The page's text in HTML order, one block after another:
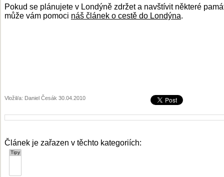
Pokud se plánujete v Londýně zdržet a navštívit některé
může vám pomoci náš článek o cestě do Londýna.
Vložil/a: Daniel Česák 30.04.2010
Článek je zařazen v těchto kategoriích: